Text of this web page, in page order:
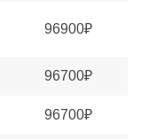
96900₽
96700₽
96700₽